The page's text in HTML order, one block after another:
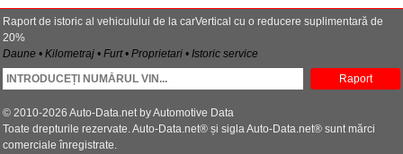
Raport de istoric al vehiculului de la carVertical cu o reducere suplimentară de
20%
Daune • Kilometraj • Furt • Proprietari • Istoric service
Raport
© 2010-2026 Auto-Data.net by Automotive Data
Toate drepturile rezervate. Auto-Data.net® și sigla Auto-Data.net® sunt mărci
comerciale înregistrate.